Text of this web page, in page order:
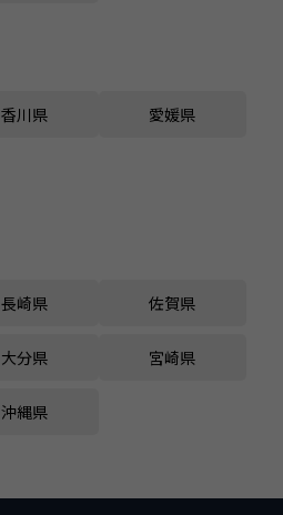
香川県 愛媛県
長崎県 佐賀県
大分県 宮崎県
沖縄県